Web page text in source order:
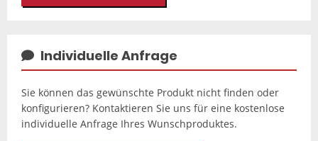
Individuelle Anfrage
Sie können das gewünschte Produkt nicht finden oder
konfigurieren? Kontaktieren Sie uns für eine kostenlose
individuelle Anfrage Ihres Wunschproduktes.